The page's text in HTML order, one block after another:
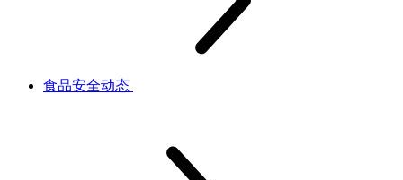
食品安全动态